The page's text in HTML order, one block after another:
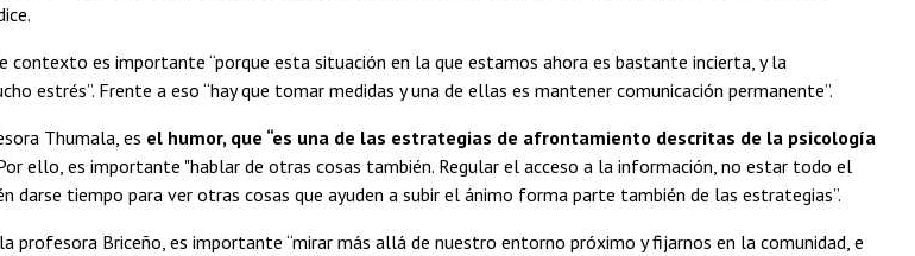
contexto es importante “porque esta situación en la que estamos ahora es bastante incierta, y la
estrés”. Frente a eso “hay que tomar medidas y una de ellas es mantener comunicación permanente”.
Thumala, es el humor, que “es una de las estrategias de afrontamiento descritas de la psicología
ello, es importante "hablar de otras cosas también. Regular el acceso a la información, no estar todo el
darse tiempo para ver otras cosas que ayuden a subir el ánimo forma parte también de las estrategias”.
profesora Briceño, es importante “mirar más allá de nuestro entorno próximo y fijarnos en la comunidad, e